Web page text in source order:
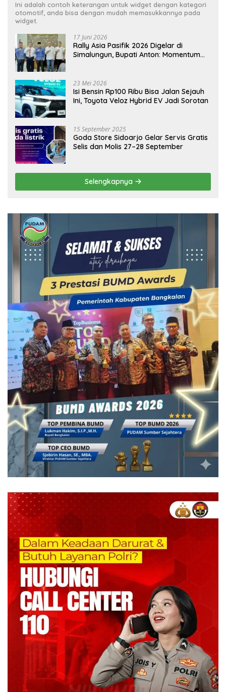
Ini adalah contoh keterangan untuk widget dengan kategori
otomotif, anda bisa dengan mudah memasukkannya pada
widget.
17 Juni 2026
Rally Asia Pasifik 2026 Digelar di
Simalungun, Bupati Anton: Momentum
23 Mei 2026
Isi Bensin Rp100 Ribu Bisa Jalan Sejauh
Ini, Toyota Veloz Hybrid EV Jadi Sorotan
15 September 2025
Goda Store Sidoarjo Gelar Servis Gratis
Selis dan Molis 27–28 September
Selengkapnya